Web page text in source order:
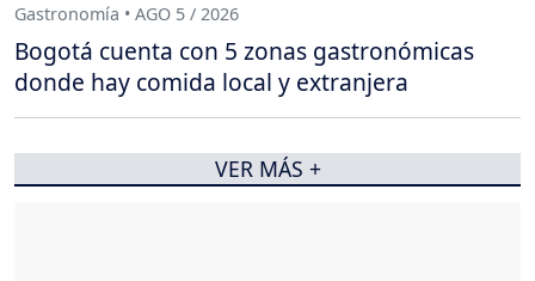
Gastronomía • AGO 5 / 2026
Bogotá cuenta con 5 zonas gastronómicas
donde hay comida local y extranjera
VER MÁS +